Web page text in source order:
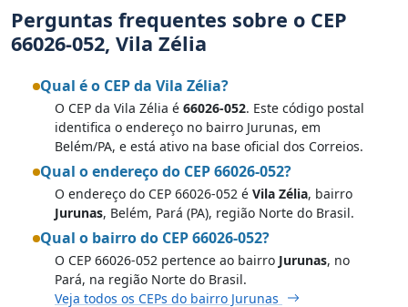
Perguntas frequentes sobre o CEP
66026-052, Vila Zélia
Qual é o CEP da Vila Zélia?
O CEP da Vila Zélia é 66026-052. Este código postal
identifica o endereço no bairro Jurunas, em
Belém/PA, e está ativo na base oficial dos Correios.
Qual o endereço do CEP 66026-052?
O endereço do CEP 66026-052 é Vila Zélia, bairro
Jurunas, Belém, Pará (PA), região Norte do Brasil.
Qual o bairro do CEP 66026-052?
O CEP 66026-052 pertence ao bairro Jurunas, no
Pará, na região Norte do Brasil.
Veja todos os CEPs do bairro Jurunas